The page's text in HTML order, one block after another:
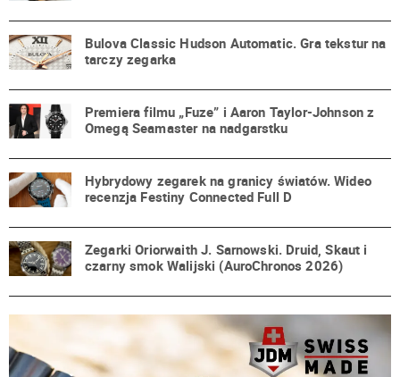
Bulova Classic Hudson Automatic. Gra tekstur na
tarczy zegarka
Premiera filmu „Fuze” i Aaron Taylor-Johnson z
Omegą Seamaster na nadgarstku
Hybrydowy zegarek na granicy światów. Wideo
recenzja Festiny Connected Full D
Zegarki Oriorwaith J. Sarnowski. Druid, Skaut i
czarny smok Walijski (AuroChronos 2026)